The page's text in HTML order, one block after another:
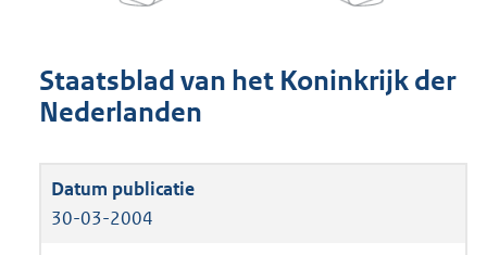
Staatsblad van het Koninkrijk der
Nederlanden
30-03-2004